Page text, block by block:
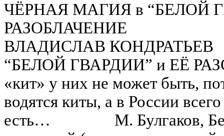
ЧЁРНАЯ МАГИЯ в “БЕЛОЙ
РАЗОБЛАЧЕНИЕ
ВЛАДИСЛАВ
“БЕЛОЙ ГВАРДИИ” и ЕЁ
«кит» у них не может быть,
водятся киты, а в России
есть… М. Булгаков,